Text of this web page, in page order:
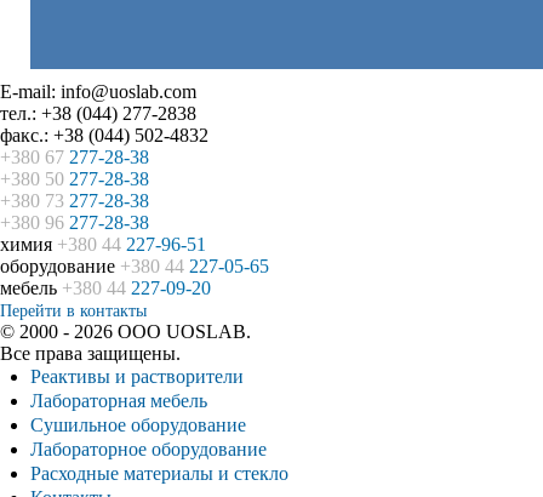
E-mail: info@uoslab.com
тел.: +38 (044) 277-2838
факс.: +38 (044) 502-4832
+380 67 277-28-38
+380 50 277-28-38
+380 73 277-28-38
+380 96 277-28-38
химия +380 44 227-96-51
оборудование +380 44 227-05-65
мебель +380 44 227-09-20
Перейти в контакты
© 2000 - 2026 ООО UOSLAB.
Все права защищены.
Реактивы и растворители
Лабораторная мебель
Сушильное оборудование
Лабораторное оборудование
Расходные материалы и стекло